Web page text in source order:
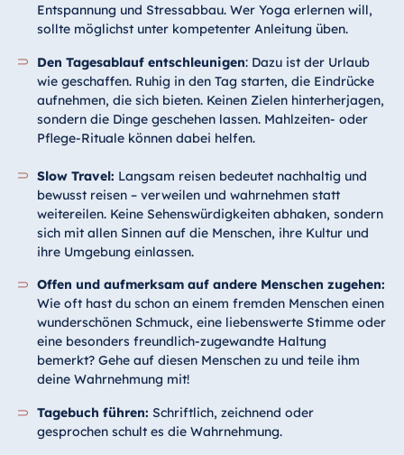
Entspannung und Stressabbau. Wer Yoga erlernen will,
sollte möglichst unter kompetenter Anleitung üben.
Den Tagesablauf entschleunigen: Dazu ist der Urlaub
wie geschaffen. Ruhig in den Tag starten, die Eindrücke
aufnehmen, die sich bieten. Keinen Zielen hinterherjagen,
sondern die Dinge geschehen lassen. Mahlzeiten- oder
Pflege-Rituale können dabei helfen.
Slow Travel: Langsam reisen bedeutet nachhaltig und
bewusst reisen – verweilen und wahrnehmen statt
weitereilen. Keine Sehenswürdigkeiten abhaken, sondern
sich mit allen Sinnen auf die Menschen, ihre Kultur und
ihre Umgebung einlassen.
Offen und aufmerksam auf andere Menschen zugehen:
Wie oft hast du schon an einem fremden Menschen einen
wunderschönen Schmuck, eine liebenswerte Stimme oder
eine besonders freundlich-zugewandte Haltung
bemerkt? Gehe auf diesen Menschen zu und teile ihm
deine Wahrnehmung mit!
Tagebuch führen: Schriftlich, zeichnend oder
gesprochen schult es die Wahrnehmung.